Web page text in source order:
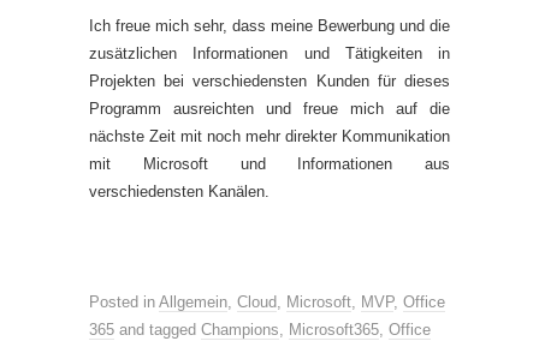
Ich freue mich sehr, dass meine Bewerbung und die
zusätzlichen Informationen und Tätigkeiten in
Projekten bei verschiedensten Kunden für dieses
Programm ausreichten und freue mich auf die
nächste Zeit mit noch mehr direkter Kommunikation
mit Microsoft und Informationen aus
verschiedensten Kanälen.
Posted in Allgemein, Cloud, Microsoft, MVP, Office
365 and tagged Champions, Microsoft365, Office